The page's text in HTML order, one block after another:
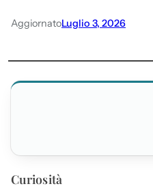
AggiornatoLuglio 3, 2026
Curiosità